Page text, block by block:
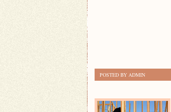
POSTED BY ADMIN